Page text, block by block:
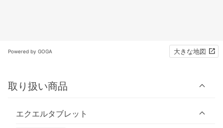
Powered by GOGA 大きな地図
取り扱い商品
エクエルタブレット